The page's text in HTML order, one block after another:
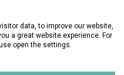
data, to improve our website,
a great website experience. For
open the settings.